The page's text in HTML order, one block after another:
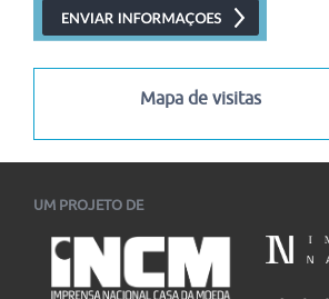
ENECULT
Está aberta a chamada para submissão
05/08/2026-13/08/2026
I Congresso Internacional Saramago
Mapa de visitas
UM PROJETO DE